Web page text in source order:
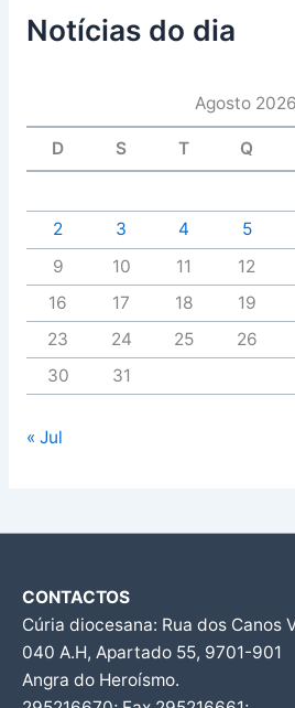
Notícias do dia
Agosto 2026
D S T Q
2
3 4 5
9
10 11 12
16
17 18 19
23
24 25 26
30
31
« Jul
CONTACTOS
Cúria diocesana: Rua dos Canos
040 A.H, Apartado 55, 9701-901
Angra do Heroísmo.